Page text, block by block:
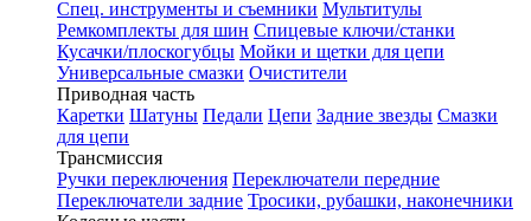
Спец. инструменты и съемники Мультитулы
Ремкомплекты для шин Спицевые ключи/станки
Кусачки/плоскогубцы Мойки и щетки для цепи
Универсальные смазки Очистители
Приводная часть
Каретки Шатуны Педали Цепи Задние звезды Смазки
для цепи
Трансмиссия
Ручки переключения Переключатели передние
Переключатели задние Тросики, рубашки, наконечники